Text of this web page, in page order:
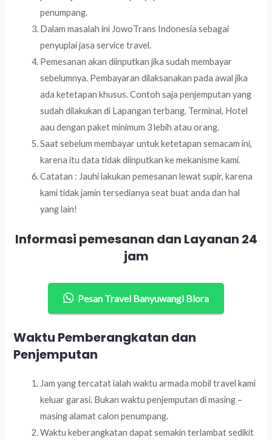
penumpang.
Dalam masalah ini JowoTrans Indonesia sebagai
penyuplai jasa service travel.
Pemesanan akan diinputkan jika sudah membayar
sebelumnya. Pembayaran dilaksanakan pada awal jika
ada ketetapan khusus. Contoh saja penjemputan yang
sudah dilakukan di Lapangan terbang, Terminal, Hotel
aau dengan paket minimum 3 lebih atau orang.
Saat sebelum membayar untuk ketetapan semacam ini,
karena itu data tidak diinputkan ke mekanisme kami.
Catatan : Jauhi lakukan pemesanan lewat supir, karena
kami tidak jamin tersedianya seat buat anda dan hal
yang lain!
Informasi pemesanan dan Layanan 24
jam
Pesan Travel Banyuwangi Blora
Waktu Pemberangkatan dan
Penjemputan
Jam yang tercatat ialah waktu armada mobil travel kami
keluar garasi. Bukan waktu penjemputan di masing –
masing alamat calon penumpang.
Waktu keberangkatan dapat semakin terlambat sedikit